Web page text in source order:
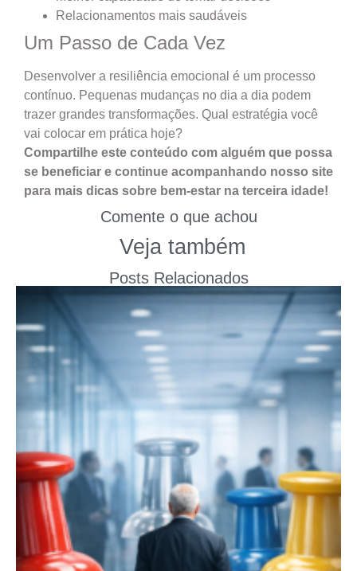
Relacionamentos mais saudáveis
Um Passo de Cada Vez
Desenvolver a resiliência emocional é um processo
contínuo. Pequenas mudanças no dia a dia podem
trazer grandes transformações. Qual estratégia você
vai colocar em prática hoje?
Compartilhe este conteúdo com alguém que possa
se beneficiar e continue acompanhando nosso site
para mais dicas sobre bem-estar na terceira idade!
Comente o que achou
Veja também
Posts Relacionados